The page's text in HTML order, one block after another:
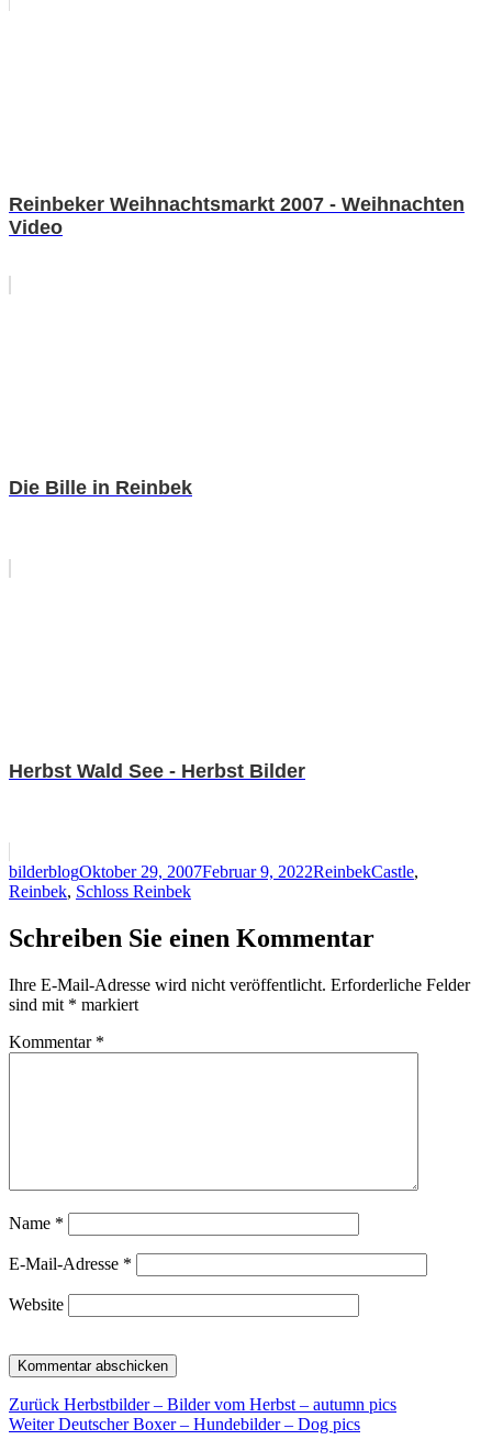
Reinbeker Weihnachtsmarkt 2007 - Weihnachten
Video
Die Bille in Reinbek
Herbst Wald See - Herbst Bilder
Autor
bilderblogVeröffentlicht
am
Oktober 29, 2007Februar 9, 2022Kategorien
ReinbekSchlagwörter
Castle,
Reinbek, Schloss Reinbek
Schreiben Sie einen Kommentar
Ihre E-Mail-Adresse wird nicht veröffentlicht. Erforderliche Felder
sind mit * markiert
Kommentar *
Name *
E-Mail-Adresse *
Website
Beitragsnavigation
Zurück Vorheriger
Beitrag:
Herbstbilder – Bilder vom Herbst – autumn pics
Weiter Nächster
Deutscher Boxer – Hundebilder – Dog pics